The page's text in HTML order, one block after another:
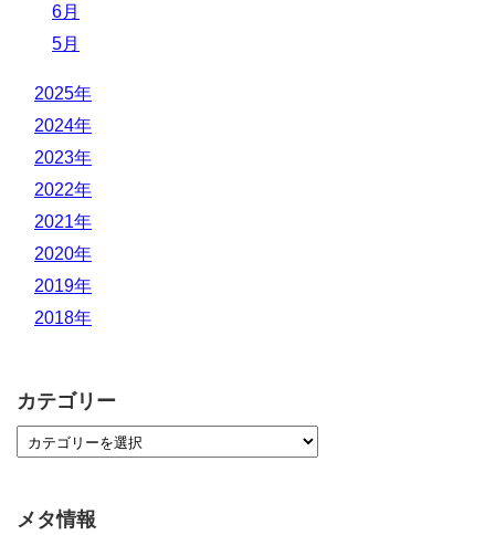
6月
5月
2025年
2024年
2023年
2022年
2021年
2020年
2019年
2018年
カテゴリー
メタ情報